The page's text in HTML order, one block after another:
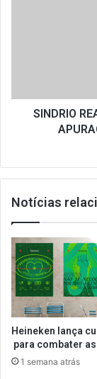
TRIBUTOS
SINDRIO
Notícias
Heineken lança
para combater
1 semana atrás